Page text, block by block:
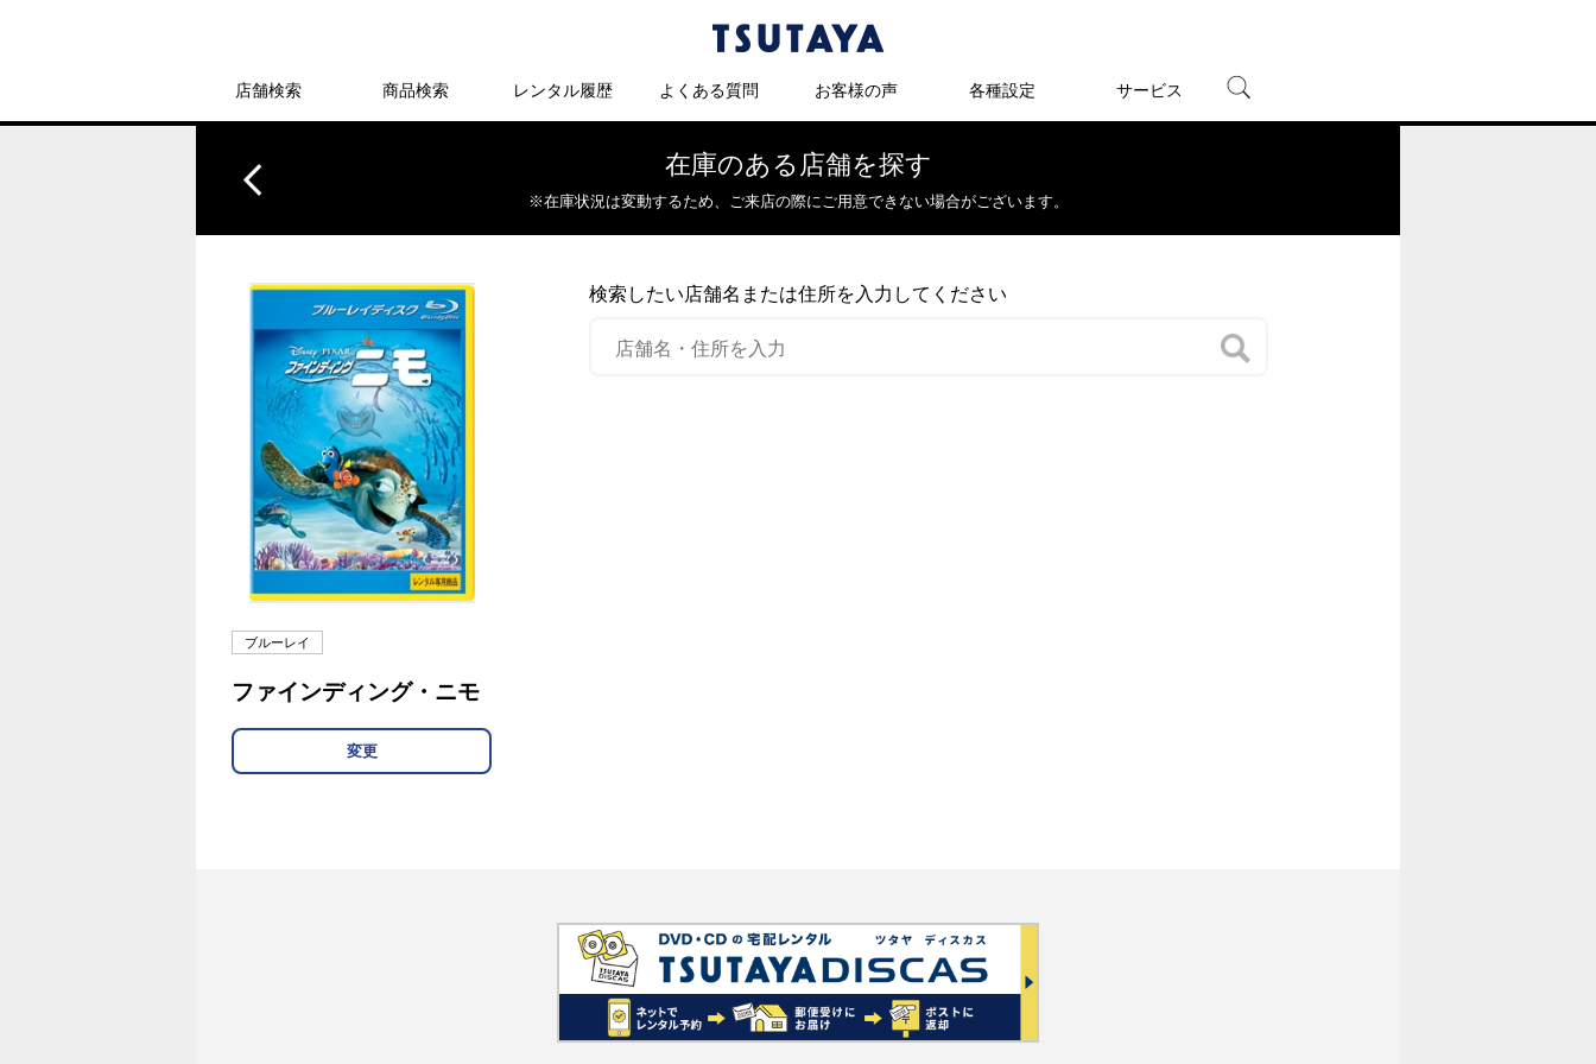
店舗検索 商品検索 レンタル履歴 よくある質問 お客様の声 各種設定 サービス
在庫のある店舗を探す
※在庫状況は変動するため、 ご来店の際にご用意できない場合がございます。
ブルーレイ
ファインディング・ニモ
変更
検索したい店舗名または住所を入力してください